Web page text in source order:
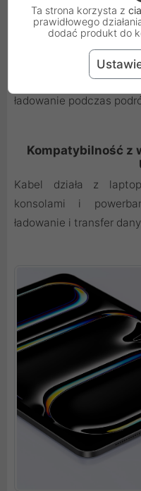
żywotność.
Idealny
Długość 1 m
ładowanie podczas
Kompatybilność z
Kabel działa z
konsolami i
ładowanie i transfer
Ta strona korzysta z
prawidłowego
dodać produkt do